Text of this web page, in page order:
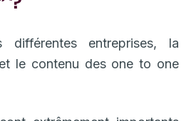
différentes entreprises, la
le contenu des one to one